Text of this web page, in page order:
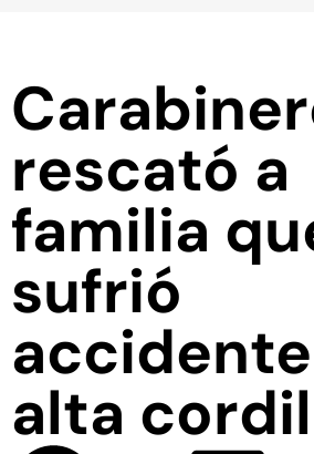
rescató a
familia
sufrió
alta